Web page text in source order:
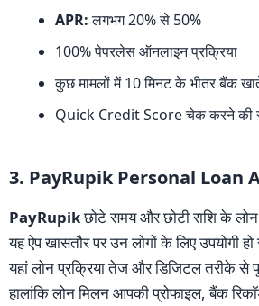
APR:लगभग 20% से 50%
100% पेपरलेस ऑनलाइन प्रक्रिया
कुछ मामलों में 10 मिनट के भीतर बैंक
Quick Credit Score चेक करने की
3. PayRupik Personal Loan
PayRupikछोटे समय और छोटी राशि के
यह ऐप खासतौर पर उन लोगों के लिए उपयोगी
यहां लोन प्रक्रिया तेज और डिजिटल तरीके से
हालांकि लोन मिलन आपकी प्रोफाइल, बैंक